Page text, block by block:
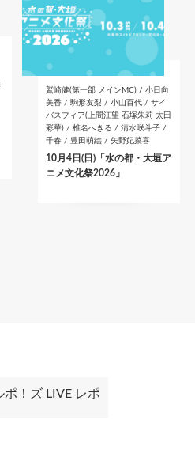
鷲崎健(第一部 メインMC) / 小日向
美香 / 駒形友梨 / 小山百代 / サイ
バスフィア(上間江望 石塚朱莉 太田
彩華) / 椎名へきる / 清水咲斗子 /
千春 / 豊田萌絵 / 矢野妃菜喜
10月4日(日)「水の都・大垣ア
ニメ文化祭2026」
ポ！ズ LIVE レポ